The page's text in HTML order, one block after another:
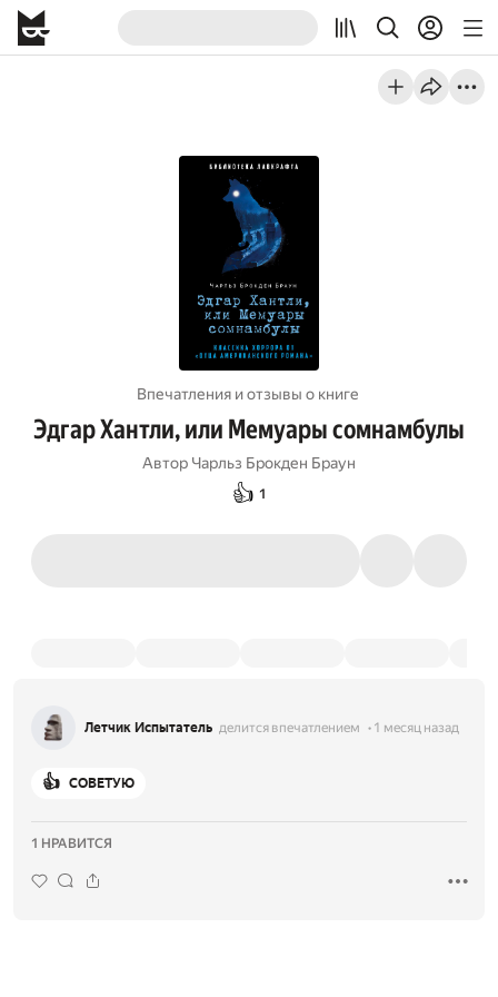
Впечатления и отзывы о книге
Эдгар Хантли, или Мемуары сомнамбулы
Автор Чарльз Брокден Браун
👍 1
Летчик Испытатель делится впечатлением 1 месяц назад
👍 СОВЕТУЮ
1 НРАВИТСЯ